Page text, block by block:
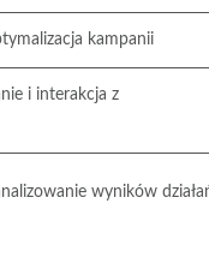
kampanii
i interakcja z
wyników